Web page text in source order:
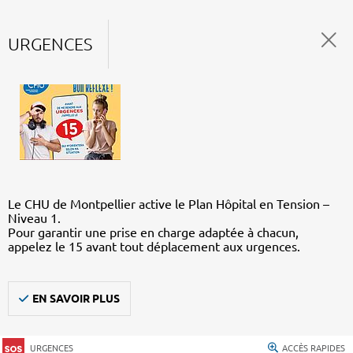
URGENCES
Le CHU de Montpellier active le Plan Hôpital en Tension –
Niveau 1.
Pour garantir une prise en charge adaptée à chacun,
appelez le 15 avant tout déplacement aux urgences.
EN SAVOIR PLUS
URGENCES ACCÈS RAPIDES